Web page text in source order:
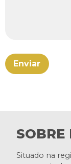
SOBRE
Situado na